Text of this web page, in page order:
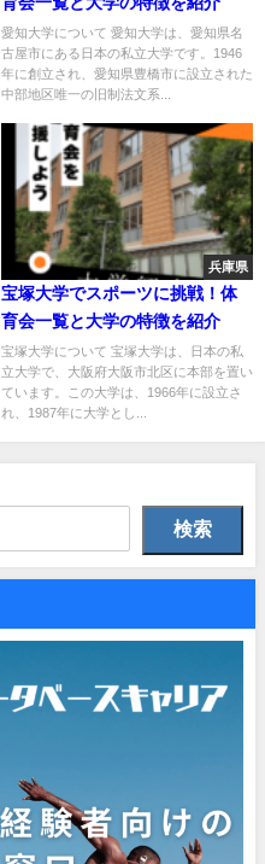
愛知大学について 愛知大学は、愛知県名
古屋市にある日本の私立大学です。1946
年に創立され、愛知県豊橋市に設立された
中部地区唯一の旧制法文系...
兵庫県
宝塚大学でスポーツに挑戦！体
育会一覧と大学の特徴を紹介
宝塚大学について 宝塚大学は、日本の私
立大学で、大阪府大阪市北区に本部を置い
ています。この大学は、1966年に設立さ
れ、1987年に大学とし...
検索